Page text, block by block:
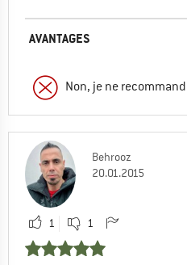
AVANTAGES
Non, je ne
Behrooz
20.01.2015
1 1